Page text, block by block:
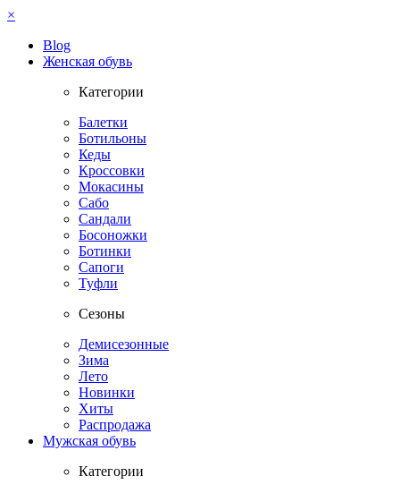
×
Blog
Женская обувь
Категории
Балетки
Ботильоны
Кеды
Кроссовки
Мокасины
Сабо
Сандали
Босоножки
Ботинки
Сапоги
Туфли
Сезоны
Демисезонные
Зима
Лето
Новинки
Хиты
Распродажа
Мужская обувь
Категории